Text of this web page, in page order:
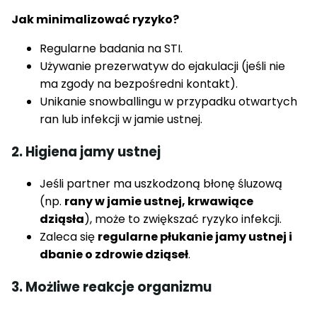
Jak minimalizować ryzyko?
Regularne badania na STI.
Używanie prezerwatyw do ejakulacji (jeśli nie
ma zgody na bezpośredni kontakt).
Unikanie snowballingu w przypadku otwartych
ran lub infekcji w jamie ustnej.
2. Higiena jamy ustnej
Jeśli partner ma uszkodzoną błonę śluzową
(np. rany w jamie ustnej, krwawiące
dziąsła), może to zwiększać ryzyko infekcji.
Zaleca się regularne płukanie jamy ustnej i
dbanie o zdrowie dziąseł.
3. Możliwe reakcje organizmu